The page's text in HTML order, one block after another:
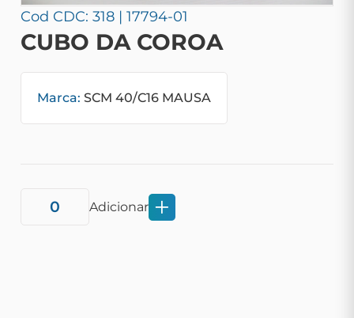
Cod CDC: 318 | 17794-01
CUBO DA COROA
Marca: SCM 40/C16 MAUSA
Adicionar